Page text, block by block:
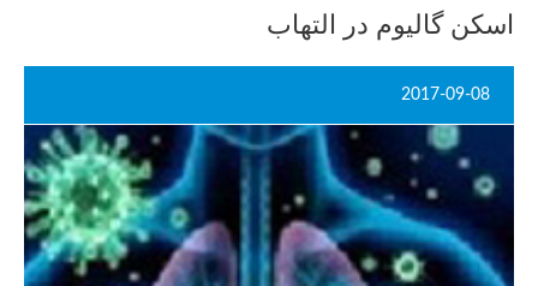
اسکن گالیوم در التهاب
2017-09-08